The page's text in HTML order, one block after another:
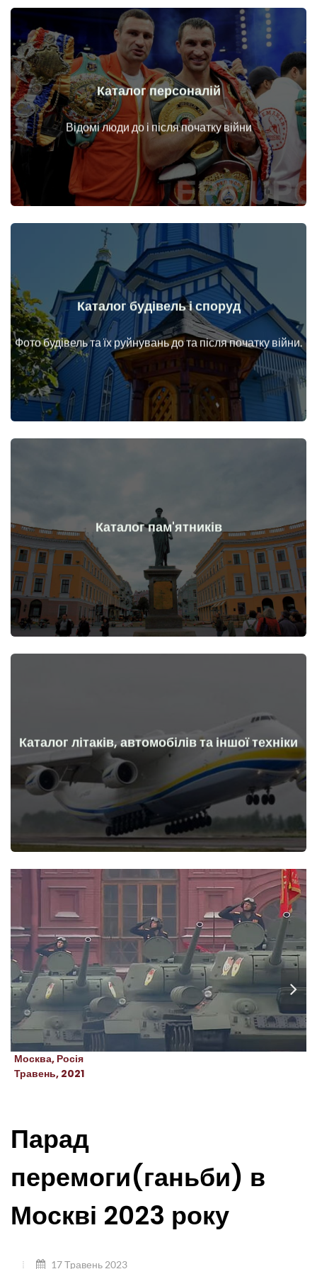
Каталог персоналій
Відомі люди до і після початку війни
Особи до і після початку війни
Докладніше
Каталог будівель і споруд
Фото будівель та їх руйнувань до та після початку війни.
Будинки, споруди, конструкції, об'єкти до та після початку
війни
Докладніше
Каталог пам'ятників
Пам'ятники, витвори мистецтва до та після початку
війни
Докладніше
Каталог літаків, автомобілів та іншої техніки
Літаки, машини, технічні засоби до та після початку війни
Докладніше
Москва, Росія
Травень, 2021
Парад
перемоги(ганьби) в
Москві 2023 року
17 Травень 2023